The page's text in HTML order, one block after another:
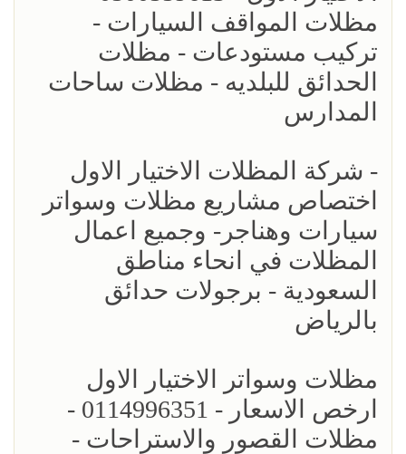
مظلات المواقف السيارات -
تركيب مستودعات - مظلات
الحدائق للبلديه - مظلات ساحات
المدارس
- شركة المظلات الاختيار الاول
اختصاص مشاريع مظلات وسواتر
سيارات وهناجر- وجميع اعمال
المظلات في انحاء مناطق
السعودية - برجولات حدائق
بالرياض
مظلات وسواتر الاختيار الاول
ارخص الاسعار - 0114996351 -
مظلات القصور والاستراحات -